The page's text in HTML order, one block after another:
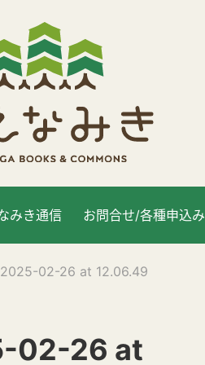
みき通信 お問合せ/各種申込み
02-26 at 12.06.49
02-26 at